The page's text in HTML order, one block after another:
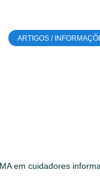
ARTIGOS /
em cuidadores